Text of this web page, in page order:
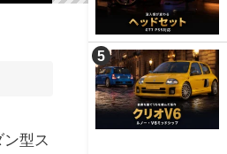
型ス